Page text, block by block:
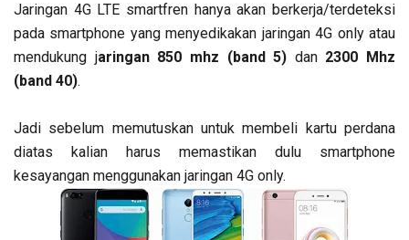
Jaringan 4G LTE smartfren hanya akan berkerja/terdeteksi
pada smartphone yang menyedikakan jaringan 4G only atau
mendukung jaringan 850 mhz (band 5) dan 2300 Mhz
(band 40).
Jadi sebelum memutuskan untuk membeli kartu perdana
diatas kalian harus memastikan dulu smartphone
kesayangan menggunakan jaringan 4G only.